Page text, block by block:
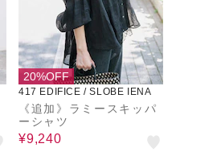
20%OFF
417 EDIFICE / SLOBE IENA
《追加》ラミースキッパ
ーシャツ
¥9,240